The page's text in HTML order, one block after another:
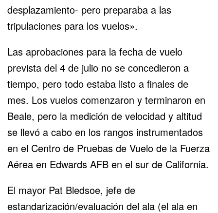
desplazamiento- pero preparaba a las
tripulaciones para los vuelos».
Las aprobaciones para la fecha de vuelo
prevista del 4 de julio no se concedieron a
tiempo, pero todo estaba listo a finales de
mes. Los vuelos comenzaron y terminaron en
Beale, pero la medición de velocidad y altitud
se llevó a cabo en los rangos instrumentados
en el Centro de Pruebas de Vuelo de la Fuerza
Aérea en Edwards AFB en el sur de California.
El mayor Pat Bledsoe, jefe de
estandarización/evaluación del ala (el ala en